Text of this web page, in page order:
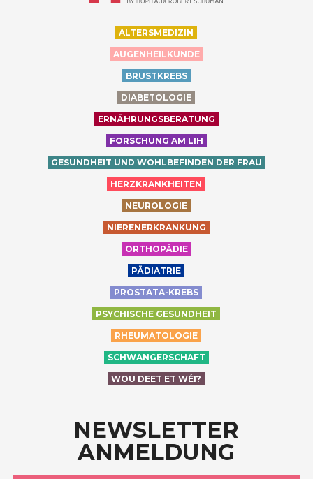
ALTERSMEDIZIN
AUGENHEILKUNDE
BRUSTKREBS
DIABETOLOGIE
ERNÄHRUNGSBERATUNG
FORSCHUNG AM LIH
GESUNDHEIT UND WOHLBEFINDEN DER FRAU
HERZKRANKHEITEN
NEUROLOGIE
NIERENERKRANKUNG
ORTHOPÄDIE
PÄDIATRIE
PROSTATA-KREBS
PSYCHISCHE GESUNDHEIT
RHEUMATOLOGIE
SCHWANGERSCHAFT
WOU DEET ET WÉI?
NEWSLETTER
ANMELDUNG